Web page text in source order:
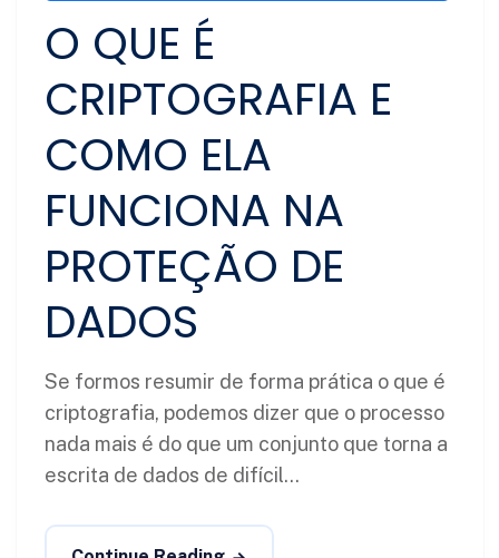
O QUE É
CRIPTOGRAFIA E
COMO ELA
FUNCIONA NA
PROTEÇÃO DE
DADOS
Se formos resumir de forma prática o que é
criptografia, podemos dizer que o processo
nada mais é do que um conjunto que torna a
escrita de dados de difícil...